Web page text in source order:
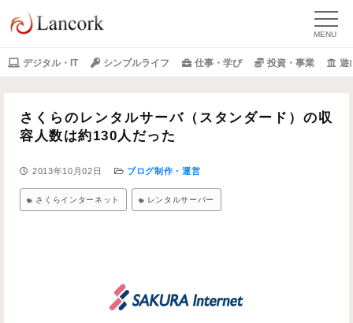
デジタル・IT シンプルライフ 仕事・学び 投資・事業 遊
さくらのレンタルサーバ（スタンダード）の収
容人数は約130人だった
2013年10月02日 ブログ制作・運営
さくらインターネット レンタルサーバー